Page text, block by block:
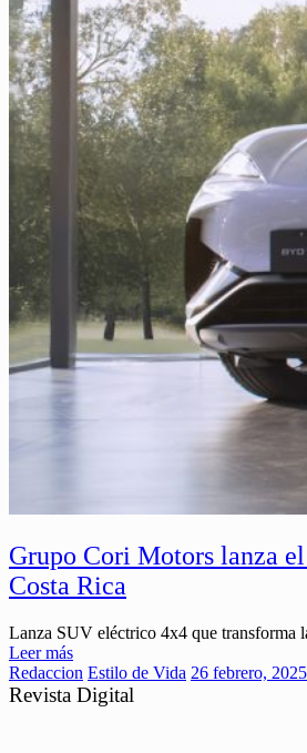
Grupo Cori Motors lanza
Costa Rica
Lanza SUV eléctrico 4x4 que transforma
Leer más
Redaccion Estilo de Vida 26 febrero, 2025
Revista Digital